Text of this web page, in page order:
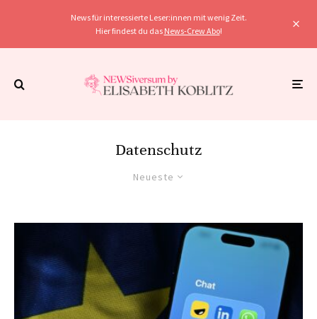
News für interessierte Leser:innen mit wenig Zeit.
Hier findest du das News-Crew Abo!
Datenschutz
Neueste